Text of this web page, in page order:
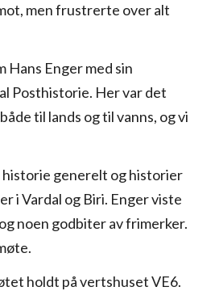
men frustrerte over alt
Hans Enger med sin
Posthistorie. Her var det
til lands og til vanns, og vi
generelt og historier
i Vardal og Biri. Enger viste
noen godbiter av frimerker.
holdt på vertshuset VE6.